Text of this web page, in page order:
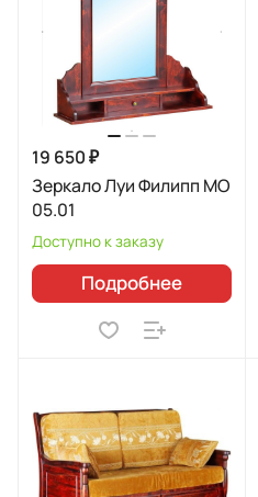
19 650 ₽
Зеркало Луи Филипп МО
05.01
Доступно к заказу
Подробнее